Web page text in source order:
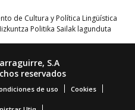
de Cultura y Política Lingüística
Politika Sailak lagunduta
S.A
reservados
de uso Cookies